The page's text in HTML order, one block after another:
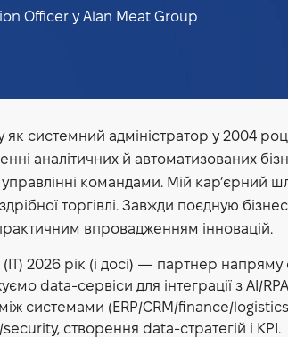
Officer у Alan Meat Group
як системний адміністратор у 2004
аналітичних й автоматизованих
управлінні командами. Мій кар’єрний
торгівлі. Завжди поєдную
практичним впровадженням інновацій.
(IT) 2026 рік (і досі) — партнер
data-сервіси для інтеграції з AI/
системами (ERP/CRM/finance/
створення data-стратегій і KPI.